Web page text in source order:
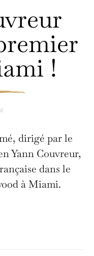
!
dirigé par le
Yann Couvreur,
dans le
à Miami.